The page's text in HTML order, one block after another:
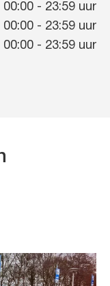
00:00 - 23:59 uur
00:00 - 23:59 uur
00:00 - 23:59 uur